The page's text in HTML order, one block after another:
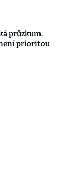
průzkum.
prioritou